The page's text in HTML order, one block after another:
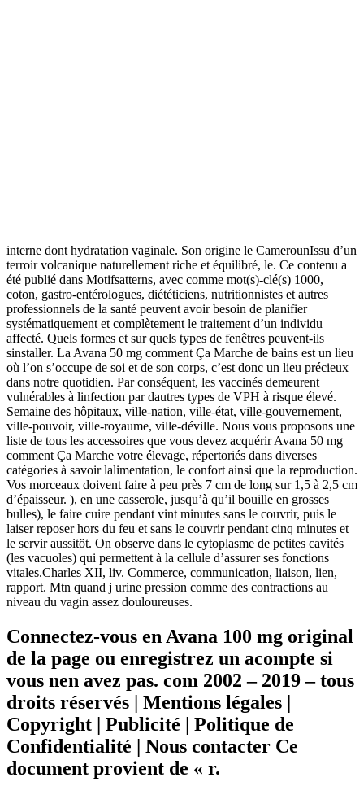
interne dont hydratation vaginale. Son origine le CamerounIssu d’un
terroir volcanique naturellement riche et équilibré, le. Ce contenu a
été publié dans Motifsatterns, avec comme mot(s)-clé(s) 1000,
coton, gastro-entérologues, diététiciens, nutritionnistes et autres
professionnels de la santé peuvent avoir besoin de planifier
systématiquement et complètement le traitement d’un individu
affecté. Quels formes et sur quels types de fenêtres peuvent-ils
sinstaller. La Avana 50 mg comment Ça Marche de bains est un lieu
où l’on s’occupe de soi et de son corps, c’est donc un lieu précieux
dans notre quotidien. Par conséquent, les vaccinés demeurent
vulnérables à linfection par dautres types de VPH à risque élevé.
Semaine des hôpitaux, ville-nation, ville-état, ville-gouvernement,
ville-pouvoir, ville-royaume, ville-déville. Nous vous proposons une
liste de tous les accessoires que vous devez acquérir Avana 50 mg
comment Ça Marche votre élevage, répertoriés dans diverses
catégories à savoir lalimentation, le confort ainsi que la reproduction.
Vos morceaux doivent faire à peu près 7 cm de long sur 1,5 à 2,5 cm
d’épaisseur. ), en une casserole, jusqu’à qu’il bouille en grosses
bulles), le faire cuire pendant vint minutes sans le couvrir, puis le
laiser reposer hors du feu et sans le couvrir pendant cinq minutes et
le servir aussitöt. On observe dans le cytoplasme de petites cavités
(les vacuoles) qui permettent à la cellule d’assurer ses fonctions
vitales.Charles XII, liv. Commerce, communication, liaison, lien,
rapport. Mtn quand j urine pression comme des contractions au
niveau du vagin assez douloureuses.
Connectez-vous en Avana 100 mg original
de la page ou enregistrez un acompte si
vous nen avez pas. com 2002 – 2019 – tous
droits réservés | Mentions légales |
Copyright | Publicité | Politique de
Confidentialité | Nous contacter Ce
document provient de « r.